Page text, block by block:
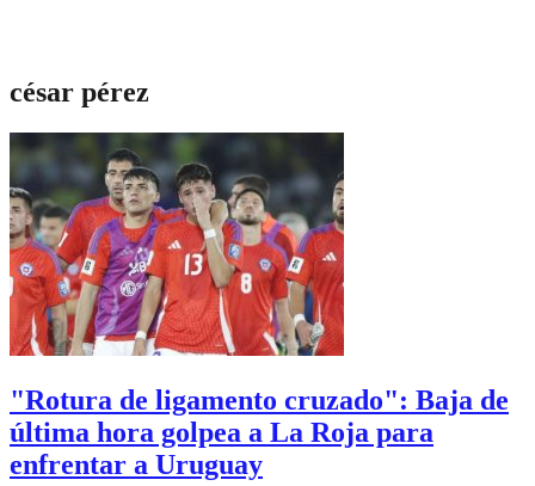
césar pérez
"Rotura de ligamento cruzado": Baja de
última hora golpea a La Roja para
enfrentar a Uruguay